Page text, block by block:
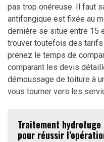
pas trop onéreuse. Il faut
antifongique est fixée au
dernière se situe entre 15
trouver toutefois des
prenez le temps de
comparant les devis
démoussage de toiture à
vous tourner vers les
Traitement
pour réussir